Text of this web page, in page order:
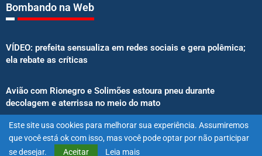
Bombando na Web
VÍDEO: prefeita sensualiza em redes sociais e gera polêmica;
ela rebate as críticas
Avião com Rionegro e Solimões estoura pneu durante
decolagem e aterrissa no meio do mato
Senado aprova proibição de atletas e influenciadores em
anúncios de bets
Este site usa cookies para melhorar sua experiência. Assumiremos
que você está ok com isso, mas você pode optar por não participar
se desejar.
Aceitar Leia mais